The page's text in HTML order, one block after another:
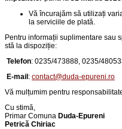
Vă încurajăm să utilizați
la serviciile de plată.
Pentru informații suplimentare sau
stă la dispoziție:
Telefon: 0235/473888, 0235/
E-mail : contact@duda-epureni.ro
Vă mulțumim pentru
Cu stimă,
Primar Comuna Duda-Epureni
Petrică Chiriac